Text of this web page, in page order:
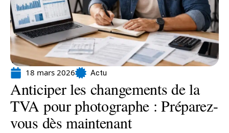
18 mars 2026 Actu
Anticiper les changements de la
TVA pour photographe : Préparez-
vous dès maintenant